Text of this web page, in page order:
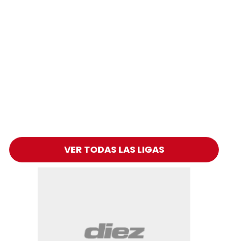
VER TODAS LAS LIGAS